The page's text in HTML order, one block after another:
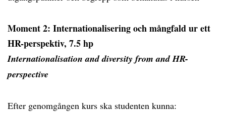
Moment 2: Internationalisering och mångfald ur ett
HR-perspektiv, 7.5 hp
Internationalisation and diversity from and HR-
perspective
Efter genomgången kurs ska studenten kunna: